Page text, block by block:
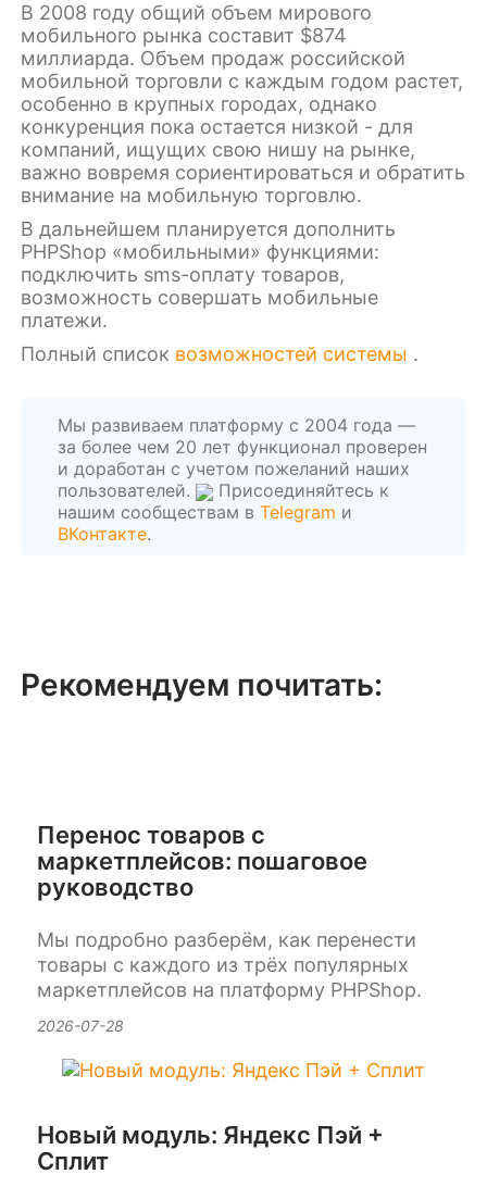
В 2008 году общий объем мирового
мобильного рынка составит $874
миллиарда. Объем продаж российской
мобильной торговли с каждым годом растет,
особенно в крупных городах, однако
конкуренция пока остается низкой - для
компаний, ищущих свою нишу на рынке,
важно вовремя сориентироваться и обратить
внимание на мобильную торговлю.
В дальнейшем планируется дополнить
PHPShop «мобильными» функциями:
подключить sms-оплату товаров,
возможность совершать мобильные
платежи.
Полный список возможностей системы .
Мы развиваем платформу с 2004 года —
за более чем 20 лет функционал проверен
и доработан с учетом пожеланий наших
пользователей.
Присоединяйтесь к
нашим сообществам вTelegram и
ВКонтакте.
Рекомендуем почитать:
Перенос товаров с
маркетплейсов: пошаговое
руководство
Мы подробно разберём, как перенести
товары с каждого из трёх популярных
маркетплейсов на платформу PHPShop.
2026-07-28
Новый модуль: Яндекс Пэй +
Сплит